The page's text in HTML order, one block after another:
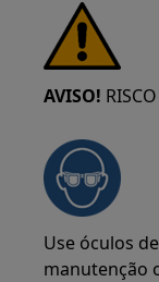
AVISO!
Use óculos
manutenção